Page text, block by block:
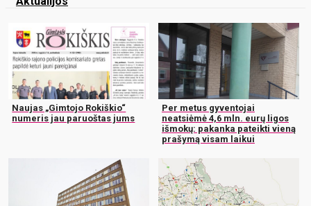
Naujas „Gimtojo Rokiškio“
numeris jau paruoštas jums
Per metus gyventojai
neatsiėmė 4,6 mln. eurų ligos
išmokų: pakanka pateikti vieną
prašymą visam laikui